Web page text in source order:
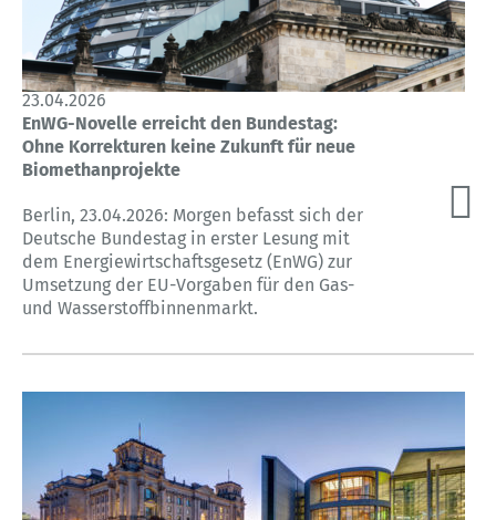
23.04.2026
EnWG-Novelle erreicht den Bundestag:
Ohne Korrekturen keine Zukunft für neue
Biomethanprojekte
Berlin, 23.04.2026: Morgen befasst sich der
Deutsche Bundestag in erster Lesung mit
dem Energiewirtschaftsgesetz (EnWG) zur
Umsetzung der EU-Vorgaben für den Gas-
und Wasserstoffbinnenmarkt.